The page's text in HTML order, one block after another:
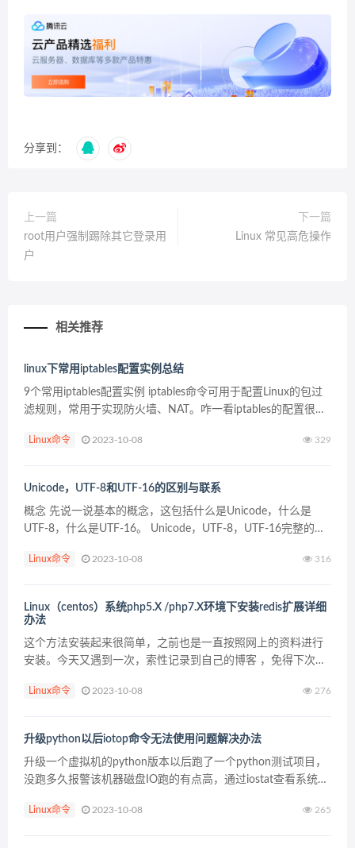
分享到：
上一篇
root用户强制踢除其它登录用
户
下一篇
Linux 常见高危操作
相关推荐
linux下常用iptables配置实例总结
9个常用iptables配置实例 iptables命令可用于配置Linux的包过
滤规则，常用于实现防火墙、NAT。咋一看iptables的配置很复
们通过具体...
Linux命令 2023-10-08 329
Unicode，UTF-8和UTF-16的区别与联系
概念 先说一说基本的概念，这包括什么是Unicode，什么是
UTF-8，什么是UTF-16。 Unicode，UTF-8，UTF-16完整的说
话来...
Linux命令 2023-10-08 316
Linux（centos）系统php5.X /php7.X环境下安装redis扩展详细
办法
这个方法安装起来很简单，之前也是一直按照网上的资料进行
安装。今天又遇到一次，索性记录到自己的博客 ，免得下次再
载：https://github....
Linux命令 2023-10-08 276
升级python以后iotop命令无法使用问题解决办法
升级一个虚拟机的python版本以后跑了一个python测试项目，
没跑多久报警该机器磁盘IO跑的有点高，通过iostat查看系统的
的IO情况，发现直接执行io...
Linux命令 2023-10-08 265